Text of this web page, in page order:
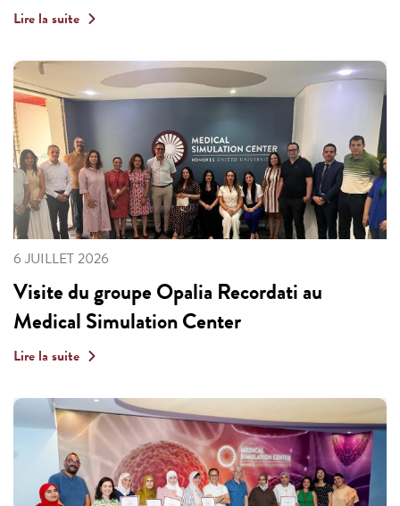
Lire la suite
6 JUILLET 2026
Visite du groupe Opalia Recordati au
Medical Simulation Center
Lire la suite